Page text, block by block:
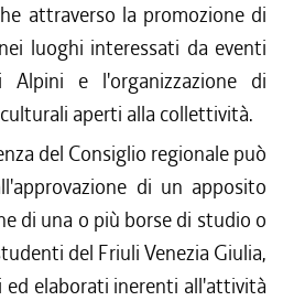
attraverso la promozione di
luoghi interessati da eventi
e l'organizzazione di
aperti alla collettività.
del Consiglio regionale può
di un apposito
di una o più borse di studio o
del Friuli Venezia Giulia,
ed elaborati inerenti all'attività